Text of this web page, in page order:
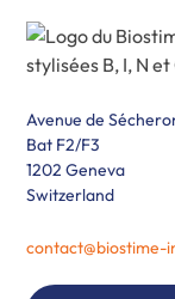
Avenue de
Bat F2/F3
1202 Geneva
Switzerland
contact@biostime-